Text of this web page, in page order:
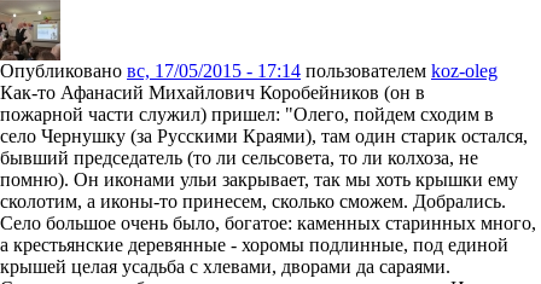
Опубликовано вс, 17/05/2015 - 17:14 пользователем koz-oleg
Как-то Афанасий Михайлович Коробейников (он в
пожарной части служил) пришел: "Олего, пойдем сходим в
село Чернушку (за Русскими Краями), там один старик остался,
бывший председатель (то ли сельсовета, то ли колхоза, не
помню). Он иконами ульи закрывает, так мы хоть крышки ему
сколотим, а иконы-то принесем, сколько сможем. Добрались.
Село большое очень было, богатое: каменных старинных много,
а крестьянские деревянные - хоромы подлинные, под единой
крышей целая усадьба с хлевами, дворами да сараями.